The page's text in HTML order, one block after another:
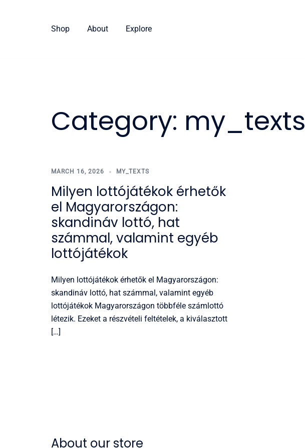
Shop About Explore
Category: my_texts
MARCH 16, 2026 MY_TEXTS
Milyen lottójátékok érhetők
el Magyarországon:
skandináv lottó, hat
számmal, valamint egyéb
lottójátékok
Milyen lottójátékok érhetők el Magyarországon:
skandináv lottó, hat számmal, valamint egyéb
lottójátékok Magyarországon többféle számlottó
létezik. Ezeket a részvételi feltételek, a kiválasztott
[…]
About our store